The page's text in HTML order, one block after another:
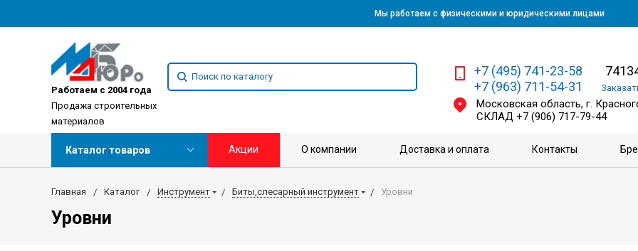
Мы работаем с физическими и юридическими лицами
Работаем с 2004 года
Продажа строительных
материалов
+7 (495) 741-23-58
+7 (963) 711-54-31
Московская область, г.
СКЛАД +7 (906) 717-79-44
Каталог товаров Акции О компании Доставка и оплата Контакты
Главная Каталог Инструмент Биты,слесарный инструмент Уровни
Уровни